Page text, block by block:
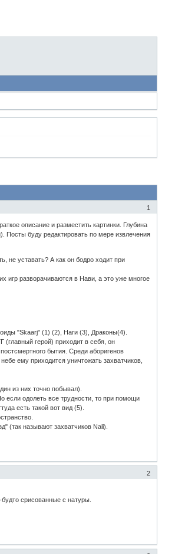
1
описание и разместить картинки. Глубина
Посты буду редактировать по мере извлечения
не уставать? А как он бодро ходит при
игр разворачиваются в Нави, а это уже многое
"Skaarj" (1) (2), Наги (3), Драконы(4).
(главный герой) приходит в себя, он
бытия. Среди аборигенов
ему приходится уничтожать захватчиков,
из них точно побывал).
если одолеть все трудности, то при помощи
есть такой вот вид (5).
(так называют захватчиков Nali).
2
срисованные с натуры.